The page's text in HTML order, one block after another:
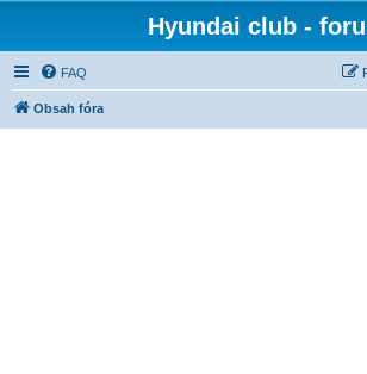
Hyundai club -
FAQ
Obsah fóra